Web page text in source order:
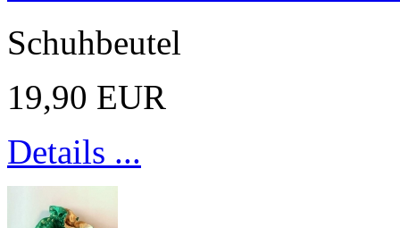
Schuhbeutel
19,90 EUR
Details ...